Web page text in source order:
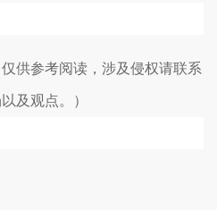
供参考阅读，涉及侵权请联系
及观点。）